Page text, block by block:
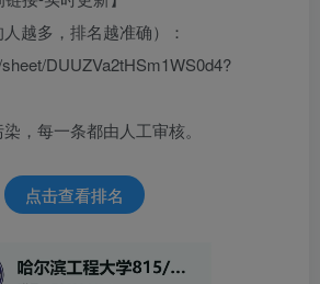
越多，排名越准确）：
DUUZVa2tHSm1WS0d4?
，每一条都由人工审核。
点击查看排名